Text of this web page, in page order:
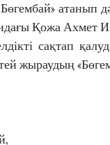
атанып
Қожа Ахмет
жыраудың